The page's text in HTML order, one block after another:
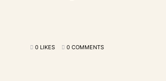
0 LIKES 0 COMMENTS